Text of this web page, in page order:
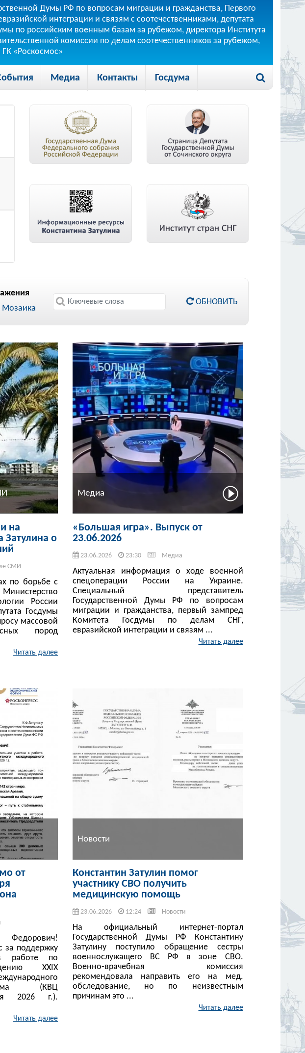
Думы РФ по вопросам миграции и гражданства, Первого
интеграции и связям с соотечественниками, депутата
по российским военным базам за рубежом, директора Института
комиссии по делам соотечественников за рубежом,
«Роскосмос»
Медиа Контакты Госдума
Мозаика
ОБНОВИТЬ
на
Затулина о
СМИ
по борьбе с
России
Госдумы
массовой
пород
Читать далее
Медиа
«Большая игра». Выпуск от
23.06.2026
23.06.2026 23:30 Медиа
Актуальная информация о ходе военной
спецоперации России на Украине.
Специальный представитель
Государственной Думы РФ по вопросам
миграции и гражданства, первый зампред
Комитета Госдумы по делам СНГ,
евразийской интеграции и связям ...
Читать далее
от
за поддержку
работе по
XXIX
(КВЦ
2026 г.).
Читать далее
Новости
Константин Затулин помог
участнику СВО получить
медицинскую помощь
23.06.2026 12:24 Новости
На официальный интернет-портал
Государственной Думы РФ Константину
Затулину поступило обращение сестры
военнослужащего ВС РФ в зоне СВО.
Военно-врачебная комиссия
рекомендовала направить его на мед.
обследование, но по неизвестным
причинам это ...
Читать далее